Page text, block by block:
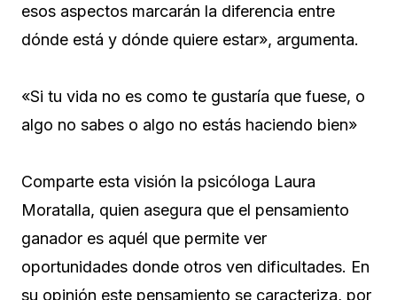
esos aspectos marcarán la diferencia entre
dónde está y dónde quiere estar», argumenta.
«Si tu vida no es como te gustaría que fuese, o
algo no sabes o algo no estás haciendo bien»
Comparte esta visión la psicóloga Laura
Moratalla, quien asegura que el pensamiento
ganador es aquél que permite ver
oportunidades donde otros ven dificultades. En
su opinión este pensamiento se caracteriza, por